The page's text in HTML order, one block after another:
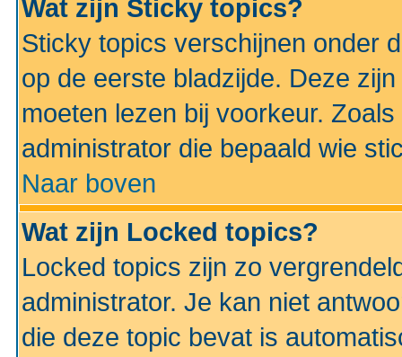
Wat zijn Sticky topics?
Sticky topics verschijnen onder
op de eerste bladzijde. Deze
moeten lezen bij voorkeur.
administrator die bepaald wie
Naar boven
Wat zijn Locked topics?
Locked topics zijn zo
administrator. Je kan niet
die deze topic bevat is